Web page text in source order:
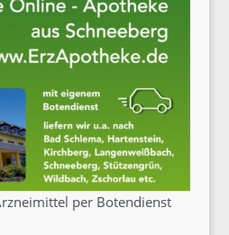
per Botendienst